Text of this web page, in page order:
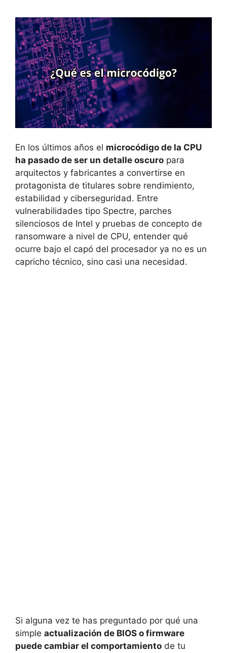
En los últimos años el microcódigo de la CPU
ha pasado de ser un detalle oscuro para
arquitectos y fabricantes a convertirse en
protagonista de titulares sobre rendimiento,
estabilidad y ciberseguridad. Entre
vulnerabilidades tipo Spectre, parches
silenciosos de Intel y pruebas de concepto de
ransomware a nivel de CPU, entender qué
ocurre bajo el capó del procesador ya no es un
capricho técnico, sino casi una necesidad.
Si alguna vez te has preguntado por qué una
simple actualización de BIOS o firmware
puede cambiar el comportamiento de tu